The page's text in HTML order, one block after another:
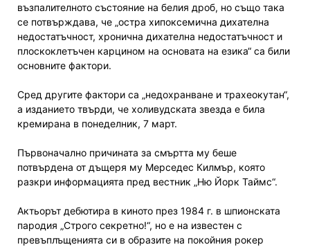
възпалителното състояние на белия дроб, но също така
се потвърждава, че „остра хипоксемична дихателна
недостатъчност, хронична дихателна недостатъчност и
плоскоклетъчен карцином на основата на езика“ са били
основните фактори.
Сред другите фактори са „недохранване и трахеокутан“,
а изданието твърди, че холивудската звезда е била
кремирана в понеделник, 7 март.
Първоначално причината за смъртта му беше
потвърдена от дъщеря му Мерседес Килмър, която
разкри информацията пред вестник „Ню Йорк Таймс“.
Актьорът дебютира в киното през 1984 г. в шпионската
пародия „Строго секретно!“, но е на известен с
превъплъщенията си в образите на покойния рокер